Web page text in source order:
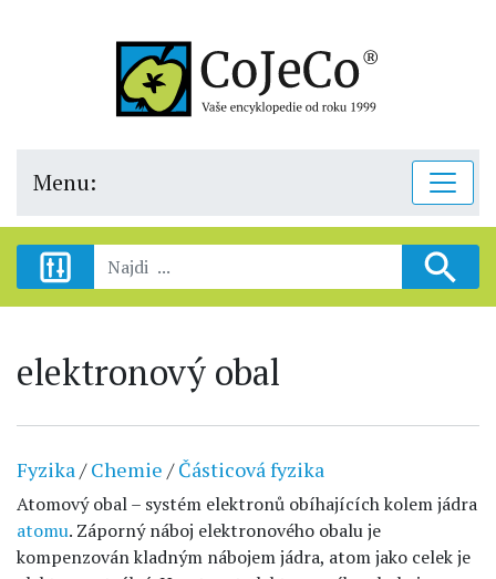
Menu:
elektronový obal
Fyzika/Chemie /Částicová fyzika
Atomový obal – systém elektronů obíhajících kolem jádra
atomu. Záporný náboj elektronového obalu je
kompenzován kladným nábojem jádra, atom jako celek je